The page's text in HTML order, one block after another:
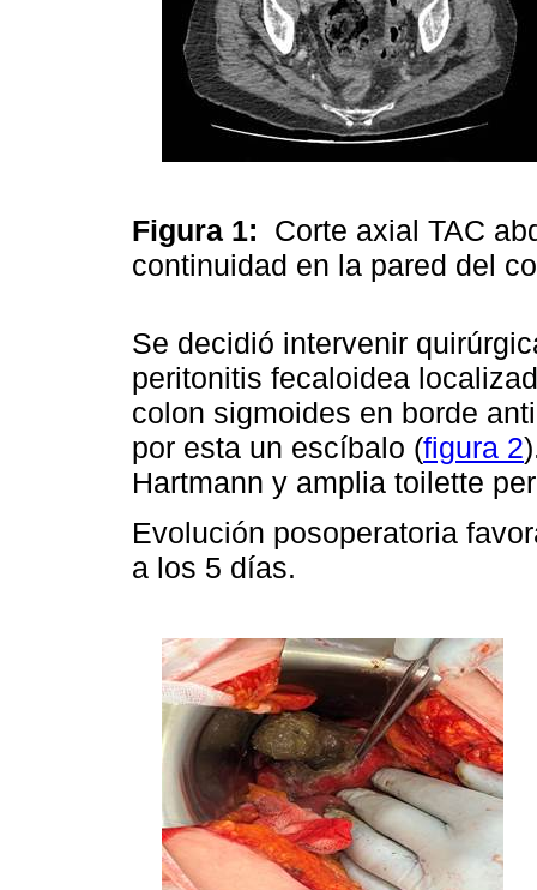
Figura 1: Corte axial TAC
continuidad en la pared del
Se decidió intervenir
peritonitis fecaloidea
colon sigmoides en borde
por esta un escíbalo (figura 2
Hartmann y amplia toilette
Evolución posoperatoria
a los 5 días.